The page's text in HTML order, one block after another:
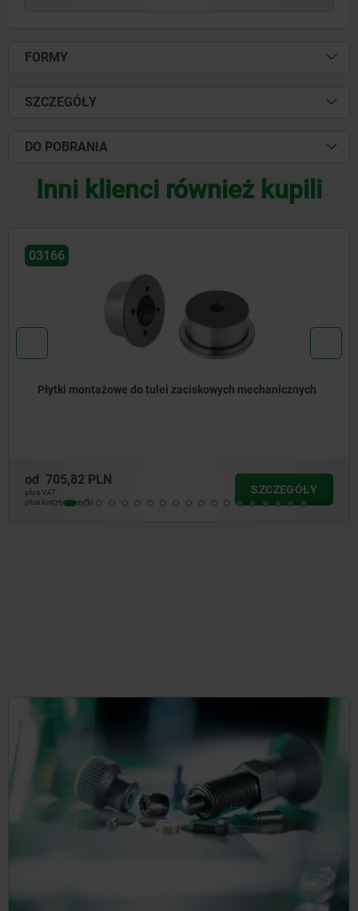
FORMY
SZCZEGÓŁY
DO POBRANIA
Inni klienci również kupili
03166
Płytki montażowe do tulei zaciskowych mechanicznych
od 705,82 PLN
plus VAT
plus koszty wysyłki
SZCZEGÓŁY